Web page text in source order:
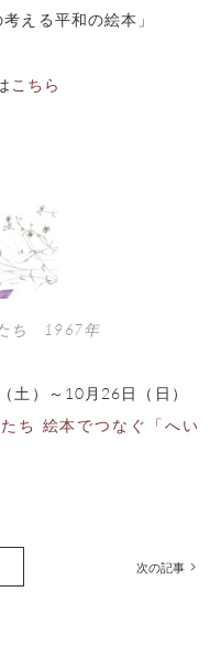
える平和の絵本」
こちら
ち 1967年
）～10月26日（日）
ち 絵本でつなぐ「へい
次の記事